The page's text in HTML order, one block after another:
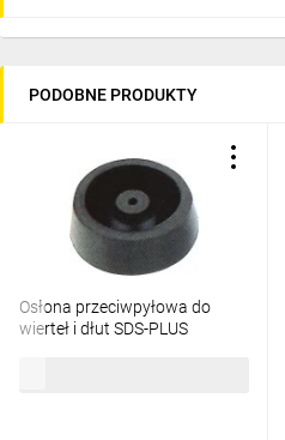
PODOBNE PRODUKTY
Osłona przeciwpyłowa do
wierteł i dłut SDS-PLUS